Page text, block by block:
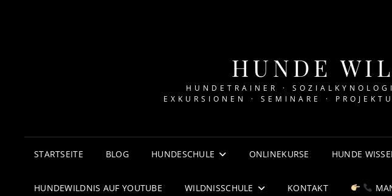
HUNDE
HUNDETRAINER ·
EXKURSIONEN · SEMINARE ·
STARTSEITE BLOG HUNDESCHULE ONLINEKURSE HUNDE
HUNDEWILDNIS AUF YOUTUBE WILDNISSCHULE KONTAKT